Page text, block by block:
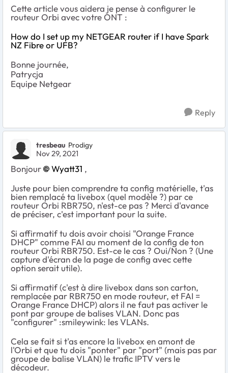
Cette article vous aidera je pense à configurer le
routeur Orbi avec votre ONT :
How do I set up my NETGEAR router if I have Spark
NZ Fibre or UFB?
Bonne journée,
Patrycja
Equipe Netgear
Reply
tresbeau Prodigy
Nov 29, 2021
Bonjour Wyatt31 ,
Juste pour bien comprendre ta config matérielle, t'as
bien remplacé ta livebox (quel modèle ?) par ce
routeur Orbi RBR750, n'est-ce pas ? Merci d'avance
de préciser, c'est important pour la suite.
Si affirmatif tu dois avoir choisi "Orange France
DHCP" comme FAI au moment de la config de ton
routeur Orbi RBR750. Est-ce le cas ? Oui/Non ? (Une
capture d'écran de la page de config avec cette
option serait utile).
Si affirmatif (c'est à dire livebox dans son carton,
remplacée par RBR750 en mode routeur, et FAI =
Orange France DHCP) alors il ne faut pas activer le
pont par groupe de balises VLAN. Donc pas
"configurer" :smileywink: les VLANs.
Cela se fait si t'as encore la livebox en amont de
l'Orbi et que tu dois "ponter" par "port" (mais pas par
groupe de balise VLAN) le trafic IPTV vers le
décodeur.